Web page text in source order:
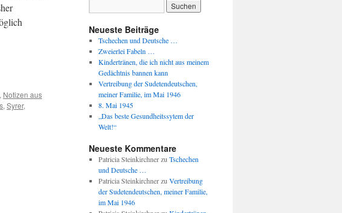
, Notizen aus
,Syrer,
Neueste Beiträge
Tschechen und Deutsche …
Zweierlei Fabeln …
Kindertränen, die ich nicht aus meinem
Gedächtnis bannen kann
Vertreibung der Sudetendeutschen,
meiner Familie, im Mai 1946
8. Mai 1945
„Das beste Gesundheitssytem der
Welt!“
Neueste Kommentare
Patricia Steinkirchnerzu Tschechen
und Deutsche …
Patricia Steinkirchnerzu Vertreibung
der Sudetendeutschen, meiner Familie,
im Mai 1946